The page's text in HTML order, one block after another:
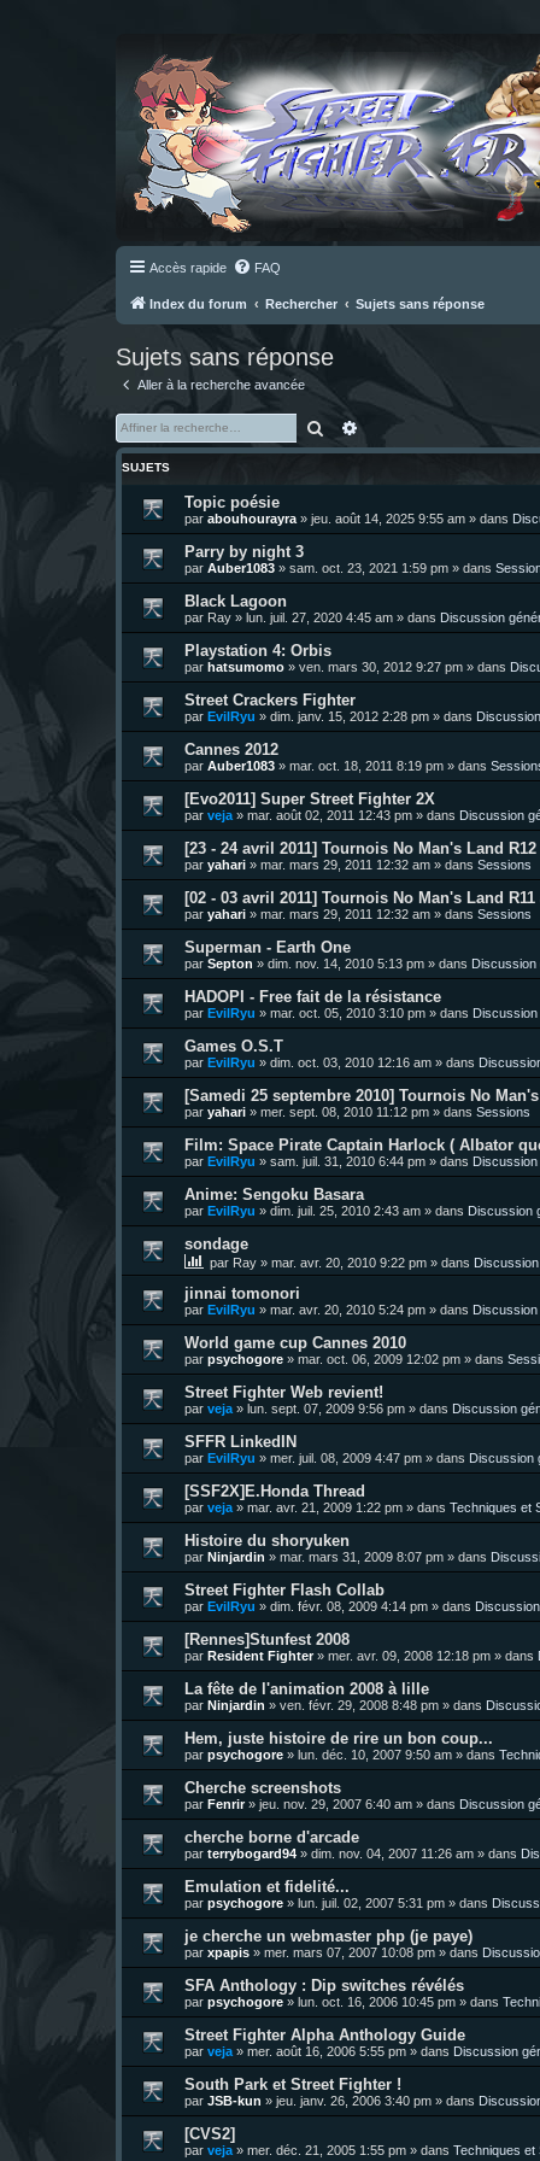
Accès rapide FAQ
Index du forum Rechercher Sujets sans réponse
Sujets sans réponse
Aller à la recherche avancée
Rechercher
Recherche avancée
SUJETS
Topic poésie
par abouhourayra » jeu. août 14, 2025 9:55 am » dans
Parry by night 3
par Auber1083 » sam. oct. 23, 2021 1:59 pm » dans
Black Lagoon
par Ray » lun. juil. 27, 2020 4:45 am » dans Discussion
Playstation 4: Orbis
par hatsumomo » ven. mars 30, 2012 9:27 pm » dans
Street Crackers Fighter
par EvilRyu » dim. janv. 15, 2012 2:28 pm » dans
Cannes 2012
par Auber1083 » mar. oct. 18, 2011 8:19 pm » dans
[Evo2011] Super Street Fighter 2X
par veja » mar. août 02, 2011 12:43 pm » dans Discussion
[23 - 24 avril 2011] Tournois No Man's Land
par yahari » mar. mars 29, 2011 12:32 am » dans Sessions
[02 - 03 avril 2011] Tournois No Man's Land
par yahari » mar. mars 29, 2011 12:32 am » dans Sessions
Superman - Earth One
par Septon » dim. nov. 14, 2010 5:13 pm » dans Discussion
HADOPI - Free fait de la résistance
par EvilRyu » mar. oct. 05, 2010 3:10 pm » dans
Games O.S.T
par EvilRyu » dim. oct. 03, 2010 12:16 am » dans
[Samedi 25 septembre 2010] Tournois No
par yahari » mer. sept. 08, 2010 11:12 pm » dans Sessions
Film: Space Pirate Captain Harlock ( Albator
par EvilRyu » sam. juil. 31, 2010 6:44 pm » dans
Anime: Sengoku Basara
par EvilRyu » dim. juil. 25, 2010 2:43 am » dans Discussion
sondage
par Ray » mar. avr. 20, 2010 9:22 pm » dans
jinnai tomonori
par EvilRyu » mar. avr. 20, 2010 5:24 pm » dans
World game cup Cannes 2010
par psychogore » mar. oct. 06, 2009 12:02 pm » dans
Street Fighter Web revient!
par veja » lun. sept. 07, 2009 9:56 pm » dans Discussion
SFFR LinkedIN
par EvilRyu » mer. juil. 08, 2009 4:47 pm » dans Discussion
[SSF2X]E.Honda Thread
par veja » mar. avr. 21, 2009 1:22 pm » dans Techniques et
Histoire du shoryuken
par Ninjardin » mar. mars 31, 2009 8:07 pm » dans
Street Fighter Flash Collab
par EvilRyu » dim. févr. 08, 2009 4:14 pm » dans
[Rennes]Stunfest 2008
par Resident Fighter» mer. avr. 09, 2008 12:18 pm » dans
La fête de l'animation 2008 à lille
par Ninjardin » ven. févr. 29, 2008 8:48 pm » dans
Hem, juste histoire de rire un bon coup...
par psychogore » lun. déc. 10, 2007 9:50 am » dans
Cherche screenshots
par Fenrir» jeu. nov. 29, 2007 6:40 am » dans Discussion
cherche borne d'arcade
par terrybogard94 » dim. nov. 04, 2007 11:26 am » dans
Emulation et fidelité...
par psychogore » lun. juil. 02, 2007 5:31 pm » dans
je cherche un webmaster php (je paye)
par xpapis » mer. mars 07, 2007 10:08 pm » dans
SFA Anthology : Dip switches révélés
par psychogore » lun. oct. 16, 2006 10:45 pm » dans
Street Fighter Alpha Anthology Guide
par veja » mer. août 16, 2006 5:55 pm » dans Discussion
South Park et Street Fighter !
par JSB-kun » jeu. janv. 26, 2006 3:40 pm » dans
[CVS2]
par veja » mer. déc. 21, 2005 1:55 pm » dans Techniques et